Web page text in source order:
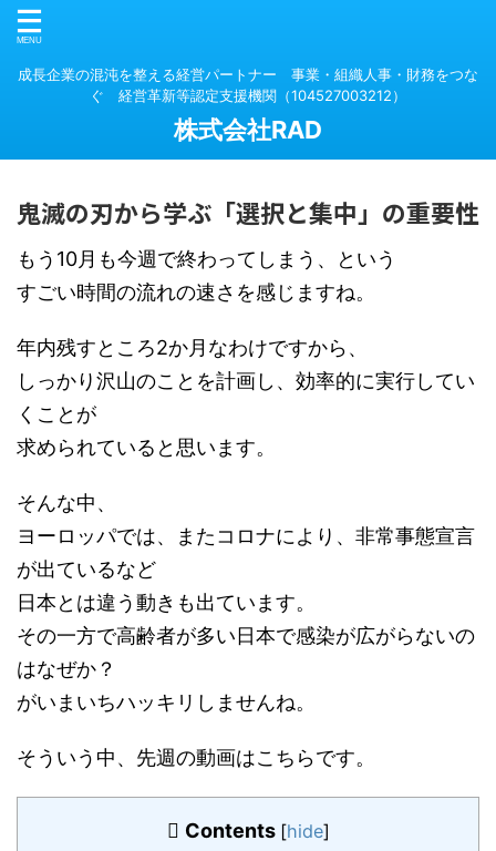
成長企業の混沌を整える経営パートナー 事業・組織人事・財務をつな
ぐ 経営革新等認定支援機関（104527003212）
株式会社RAD
鬼滅の刃から学ぶ「選択と集中」の重要性
もう10月も今週で終わってしまう、という
すごい時間の流れの速さを感じますね。
年内残すところ2か月なわけですから、
しっかり沢山のことを計画し、効率的に実行してい
くことが
求められていると思います。
そんな中、
ヨーロッパでは、またコロナにより、非常事態宣言
が出ているなど
日本とは違う動きも出ています。
その一方で高齢者が多い日本で感染が広がらないの
はなぜか？
がいまいちハッキリしませんね。
そういう中、先週の動画はこちらです。
Contents [hide]